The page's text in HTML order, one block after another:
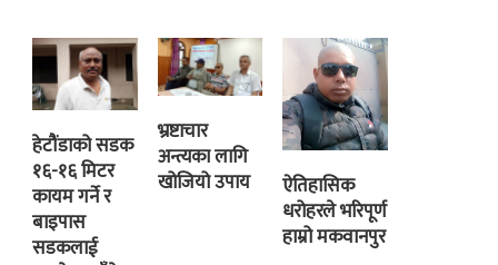
हेटौंडाको सडक
१६-१६ मिटर
कायम गर्ने र
बाइपास
सडकलाई
भ्रष्टाचार
अन्त्यका लागि
खोजियो उपाय
ऐतिहासिक
धरोहरले भरिपूर्ण
हाम्रो मकवानपुर